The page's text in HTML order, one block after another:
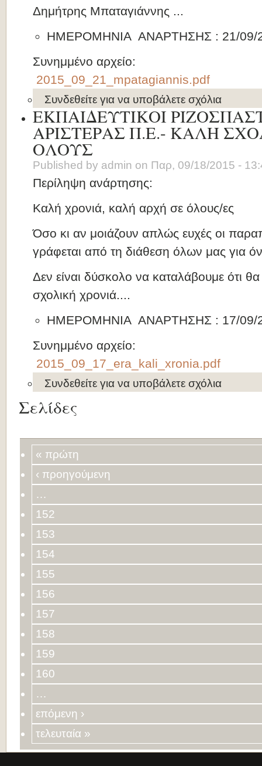
Δημήτρης Μπαταγιάννης ...
ΗΜΕΡΟΜΗΝΙΑ ΑΝΑΡΤΗΣΗΣ : 21/09/
Συνημμένο αρχείο:
2015_09_21_mpatagiannis.pdf
Συνδεθείτε για να υποβάλετε σχόλια
ΕΚΠΑΙΔΕΥΤΙΚΟΙ
ΑΡΙΣΤΕΡΑΣ Π.Ε.- ΚΑΛΗ
ΟΛΟΥΣ
Published by admin on Παρ, 09/18/2015 -
Περίληψη ανάρτησης:
Καλή χρονιά, καλή αρχή σε όλους/ες
Όσο κι αν μοιάζουν απλώς ευχές οι
γράφεται από τη διάθεση όλων μας για
Δεν είναι δύσκολο να καταλάβουμε ότι
σχολική χρονιά....
ΗΜΕΡΟΜΗΝΙΑ ΑΝΑΡΤΗΣΗΣ : 17/09/
Συνημμένο αρχείο:
2015_09_17_era_kali_xronia.pdf
Συνδεθείτε για να υποβάλετε σχόλια
Σελίδες
« πρώτη
‹ προηγούμενη
…
152
153
154
155
156
157
158
159
160
…
επόμενη ›
τελευταία »